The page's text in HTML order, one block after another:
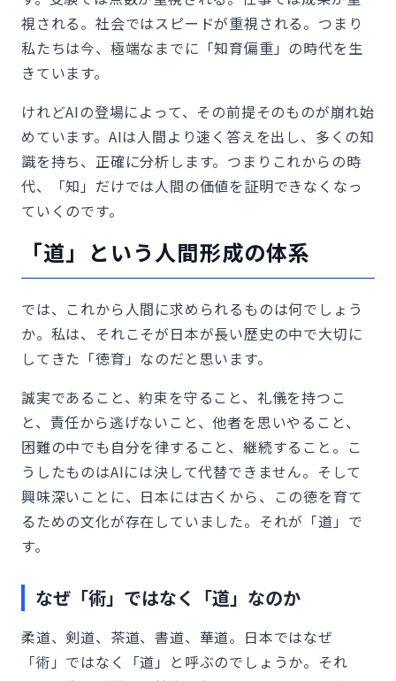
視される。社会ではスピードが重視される。つまり
私たちは今、極端なまでに「知育偏重」の時代を生
きています。
けれどAIの登場によって、その前提そのものが崩れ始
めています。AIは人間より速く答えを出し、多くの知
識を持ち、正確に分析します。つまりこれからの時
代、「知」だけでは人間の価値を証明できなくなっ
ていくのです。
「道」という人間形成の体系
では、これから人間に求められるものは何でしょう
か。私は、それこそが日本が長い歴史の中で大切に
してきた「徳育」なのだと思います。
誠実であること、約束を守ること、礼儀を持つこ
と、責任から逃げないこと、他者を思いやること、
困難の中でも自分を律すること、継続すること。こ
うしたものはAIには決して代替できません。そして
興味深いことに、日本には古くから、この徳を育て
るための文化が存在していました。それが「道」で
す。
なぜ「術」ではなく「道」なのか
柔道、剣道、茶道、書道、華道。日本ではなぜ
「術」ではなく「道」と呼ぶのでしょうか。それ